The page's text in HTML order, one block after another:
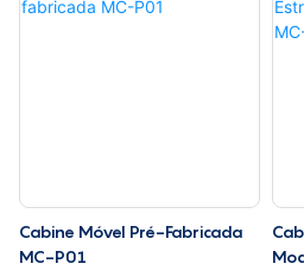
Cabine Móvel Pré-Fabricada
MC-P01